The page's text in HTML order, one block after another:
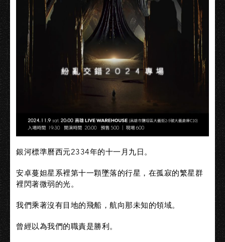
銀河標準曆西元2334年的十一月九日。
安卓蔓妲星系裡第十一顆墜落的行星，在孤寂的繁星群
裡閃著微弱的光。
我們乘著沒有目地的飛船，航向那未知的領域。
曾經以為我們的職責是勝利。